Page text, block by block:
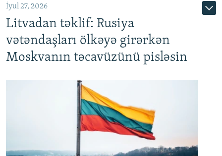
İyul 27, 2026
Litvadan təklif: Rusiya
vətəndaşları ölkəyə girərkən
Moskvanın təcavüzünü pisləsin